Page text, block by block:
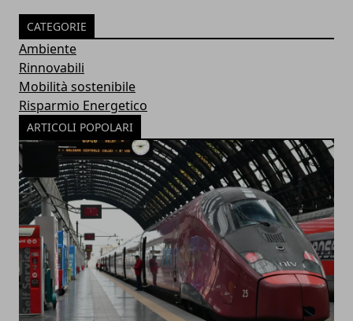
CATEGORIE
Ambiente
Rinnovabili
Mobilità sostenibile
Risparmio Energetico
ARTICOLI POPOLARI